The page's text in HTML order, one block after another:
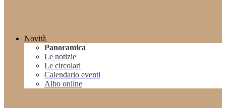
Novità
Panoramica
Le notizie
Le circolari
Calendario eventi
Albo online